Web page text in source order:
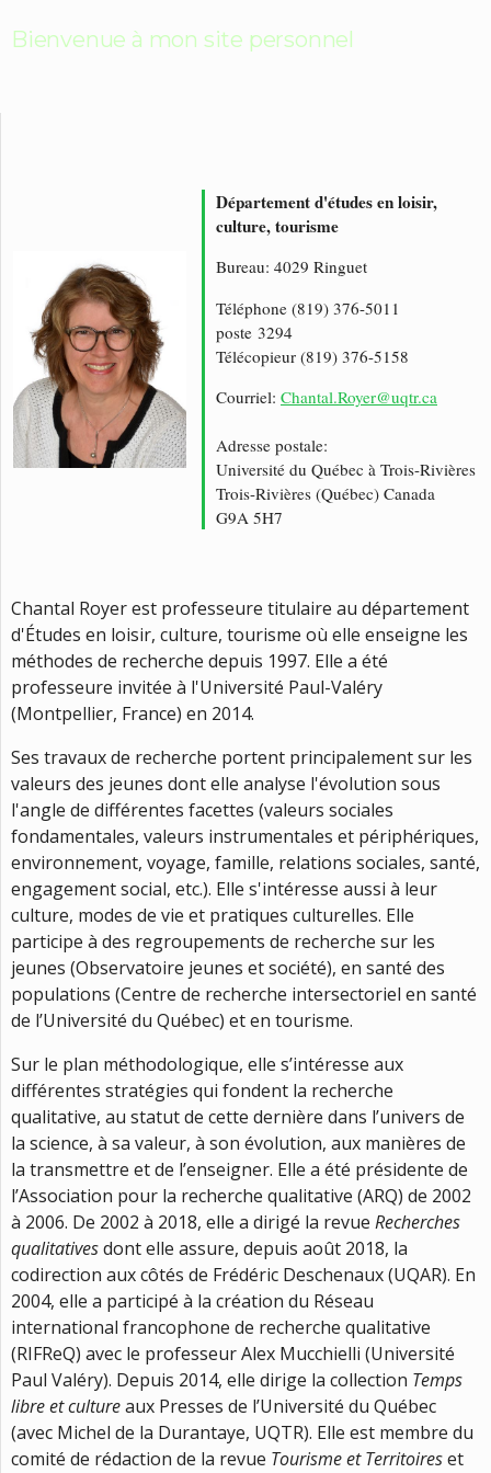
Bienvenue à mon site personnel
Département d'études en loisir,
culture, tourisme
Bureau: 4029 Ringuet
Téléphone (819) 376-5011
poste 3294
Télécopieur (819) 376-5158
Courriel: Chantal.Royer@uqtr.ca
Adresse postale:
Université du Québec à Trois-Rivières
Trois-Rivières (Québec) Canada
G9A 5H7
Chantal Royer est professeure titulaire au département
d'Études en loisir, culture, tourisme où elle enseigne les
méthodes de recherche depuis 1997. Elle a été
professeure invitée à l'Université Paul-Valéry
(Montpellier, France) en 2014.
Ses travaux de recherche portent principalement sur les
valeurs des jeunes dont elle analyse l'évolution sous
l'angle de différentes facettes (valeurs sociales
fondamentales, valeurs instrumentales et périphériques,
environnement, voyage, famille, relations sociales, santé,
engagement social, etc.). Elle s'intéresse aussi à leur
culture, modes de vie et pratiques culturelles. Elle
participe à des regroupements de recherche sur les
jeunes (Observatoire jeunes et société), en santé des
populations (Centre de recherche intersectoriel en santé
de l’Université du Québec) et en tourisme.
Sur le plan méthodologique, elle s’intéresse aux
différentes stratégies qui fondent la recherche
qualitative, au statut de cette dernière dans l’univers de
la science, à sa valeur, à son évolution, aux manières de
la transmettre et de l’enseigner. Elle a été présidente de
l’Association pour la recherche qualitative (ARQ) de 2002
à 2006. De 2002 à 2018, elle a dirigé la revue Recherches
qualitativesdont elle assure, depuis août 2018, la
codirection aux côtés de Frédéric Deschenaux (UQAR). En
2004, elle a participé à la création du Réseau
international francophone de recherche qualitative
(RIFReQ) avec le professeur Alex Mucchielli (Université
Paul Valéry). Depuis 2014, elle dirige la collection Temps
libre et cultureaux Presses de l’Université du Québec
(avec Michel de la Durantaye, UQTR). Elle est membre du
comité de rédaction de la revue Tourisme et Territoireset